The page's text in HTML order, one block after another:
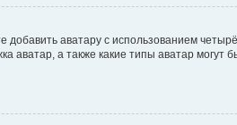
аватару с использованием
аватар, а также какие типы аватар